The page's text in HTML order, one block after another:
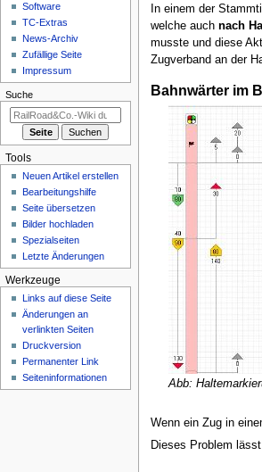
In einem der
welche auch nach
musste und diese
Zugverband an der
Bahnwärter im
Abb:
Wenn ein Zug in
Dieses Problem
i
o
m
Software
TC-Extras
News-Archiv
Zufällige Seite
Impressum
Suche
Tools
Neuen Artikel erstellen
Bearbeitungshilfe
Seite übersetzen
Bilder hochladen
Spezialseiten
Letzte Änderungen
Werkzeuge
Links auf diese Seite
Änderungen an
verlinkten Seiten
Druckversion
Permanenter Link
Seiten­­informationen